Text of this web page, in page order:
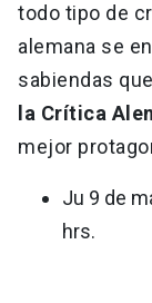
todo tipo de
alemana se
sabiendas
la Crítica
mejor
Ju 9 de
hrs.